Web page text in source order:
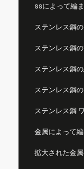
ssによって編
ステンレス鋼
ステンレス鋼
ステンレス鋼
ステンレス鋼
ステンレス鋼
金属によって
拡大された金